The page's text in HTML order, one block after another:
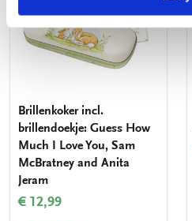
Brillenkoker incl.
brillendoekje: Guess How
Much I Love You, Sam
McBratney and Anita
Jeram
€ 12,99